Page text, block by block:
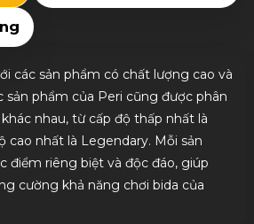
các sản phẩm có chất lượng cao và
sản phẩm của Peri cũng được phân
nhau, từ cấp độ thấp nhất là
cao nhất là Legendary. Mỗi sản
điểm riêng biệt và độc đáo, giúp
cường khả năng chơi bida của